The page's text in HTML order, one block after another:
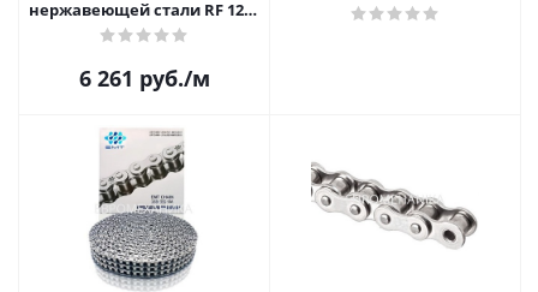
нержавеющей стали RF 12B-
1
6 261 руб./м